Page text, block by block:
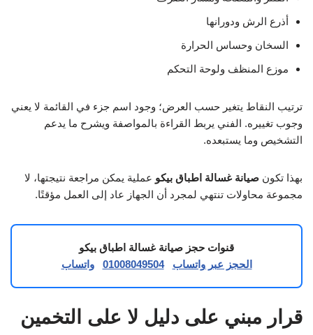
أذرع الرش ودورانها
السخان وحساس الحرارة
موزع المنظف ولوحة التحكم
ترتيب النقاط يتغير حسب العرض؛ وجود اسم جزء في القائمة لا يعني
وجوب تغييره. الفني يربط القراءة بالمواصفة ويشرح ما يدعم
التشخيص وما يستبعده.
بهذا تكون صيانة غسالة اطباق بيكو عملية يمكن مراجعة نتيجتها، لا
مجموعة محاولات تنتهي لمجرد أن الجهاز عاد إلى العمل مؤقتًا.
قنوات حجز صيانة غسالة اطباق بيكو
الحجز عبر واتساب
01008049504 واتساب
قرار مبني على دليل لا على التخمين